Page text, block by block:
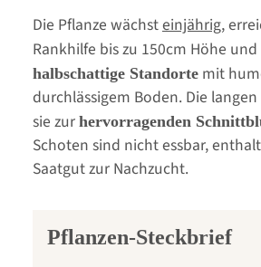
Die Pflanze wächsteinjährig,
Rankhilfe bis zu 150cm Höhe
halbschattige Standorte mit
durchlässigem Boden. Die
sie zur hervorragenden
Schoten sind nicht essbar,
Saatgut zur Nachzucht.
Pflanzen-Steckbrief